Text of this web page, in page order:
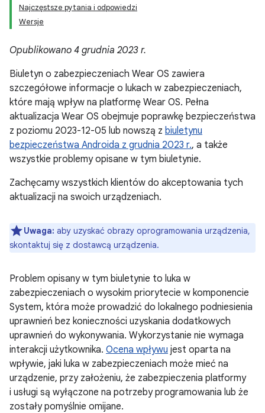
Najczęstsze pytania i odpowiedzi
Wersje
Opublikowano 4 grudnia 2023 r.
Biuletyn o zabezpieczeniach Wear OS zawiera
szczegółowe informacje o lukach w zabezpieczeniach,
które mają wpływ na platformę Wear OS. Pełna
aktualizacja Wear OS obejmuje poprawkę bezpieczeństwa
z poziomu 2023-12-05 lub nowszą z biuletynu
bezpieczeństwa Androida z grudnia 2023 r., a także
wszystkie problemy opisane w tym biuletynie.
Zachęcamy wszystkich klientów do akceptowania tych
aktualizacji na swoich urządzeniach.
Uwaga: aby uzyskać obrazy oprogramowania urządzenia,
skontaktuj się z dostawcą urządzenia.
Problem opisany w tym biuletynie to luka w
zabezpieczeniach o wysokim priorytecie w komponencie
System, która może prowadzić do lokalnego podniesienia
uprawnień bez konieczności uzyskania dodatkowych
uprawnień do wykonywania. Wykorzystanie nie wymaga
interakcji użytkownika. Ocena wpływu jest oparta na
wpływie, jaki luka w zabezpieczeniach może mieć na
urządzenie, przy założeniu, że zabezpieczenia platformy
i usługi są wyłączone na potrzeby programowania lub że
zostały pomyślnie omijane.